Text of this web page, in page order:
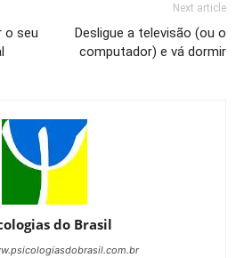
o seu
Next article
Desligue a televisão (ou o
computador) e vá dormir
do Brasil